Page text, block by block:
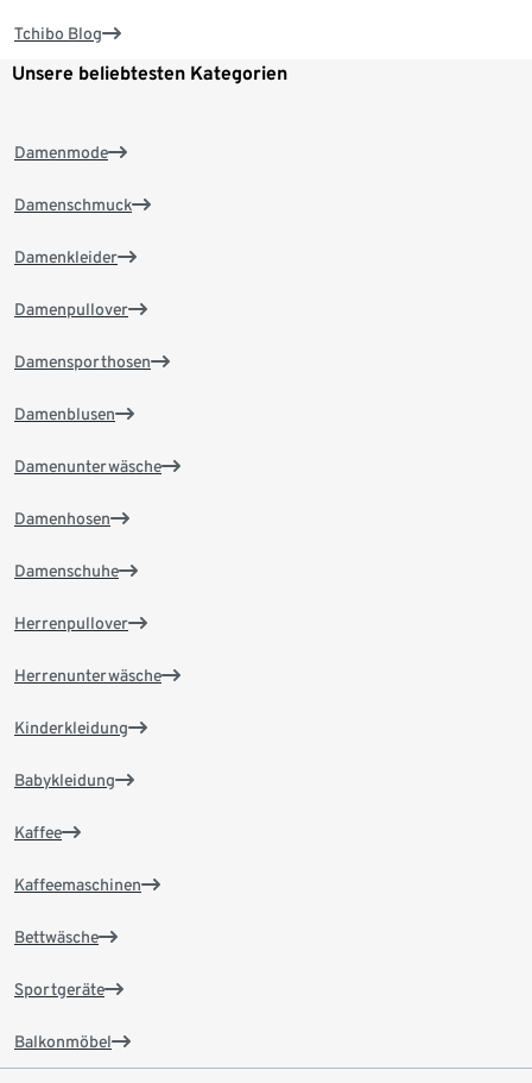
Tchibo Blog
Unsere beliebtesten Kategorien
Damenmode
Damenschmuck
Damenkleider
Damenpullover
Damensporthosen
Damenblusen
Damenunterwäsche
Damenhosen
Damenschuhe
Herrenpullover
Herrenunterwäsche
Kinderkleidung
Babykleidung
Kaffee
Kaffeemaschinen
Bettwäsche
Sportgeräte
Balkonmöbel